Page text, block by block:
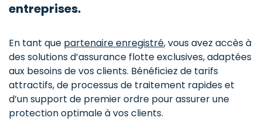
entreprises.
En tant que partenaire enregistré, vous avez accès à
des solutions d’assurance flotte exclusives, adaptées
aux besoins de vos clients. Bénéficiez de tarifs
attractifs, de processus de traitement rapides et
d’un support de premier ordre pour assurer une
protection optimale à vos clients.